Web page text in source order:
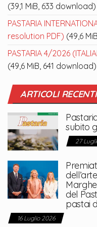
(39,1 MiB, 633 download)
PASTARIA
resolution PDF) (49,6
PASTARIA 4/2026
(49,6 MiB, 641 download)
ARTICOLI RECENTI
subito
27
del
pastai
16 Luglio 2026